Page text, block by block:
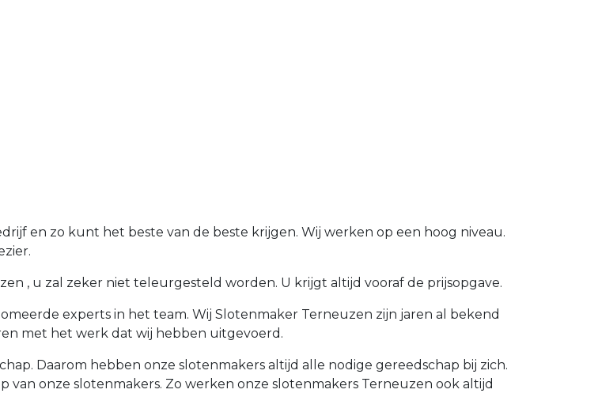
en zo kunt het beste van de beste krijgen. Wij werken op een hoog niveau.
, u zal zeker niet teleurgesteld worden. U krijgt altijd vooraf de prijsopgave.
experts in het team. Wij Slotenmaker Terneuzen zijn jaren al bekend
met het werk dat wij hebben uitgevoerd.
Daarom hebben onze slotenmakers altijd alle nodige gereedschap bij zich.
onze slotenmakers. Zo werken onze slotenmakers Terneuzen ook altijd